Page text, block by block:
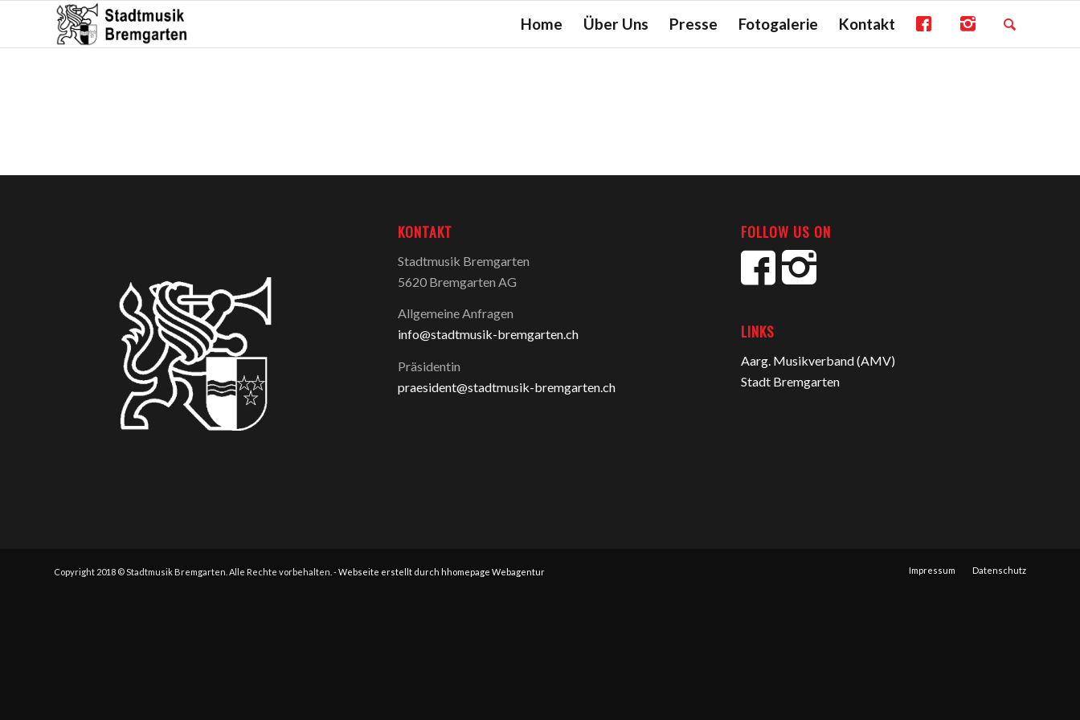
Home Über Uns Presse Fotogalerie Kontakt
KONTAKT
Stadtmusik Bremgarten
5620 Bremgarten AG
Allgemeine Anfragen
info@stadtmusik-bremgarten.ch
Präsidentin
praesident@stadtmusik-bremgarten.ch
FOLLOW US ON
LINKS
Aarg. Musikverband (AMV)
Stadt Bremgarten
Copyright 2018 © Stadtmusik Bremgarten. Alle Rechte vorbehalten. -Webseite erstellt durch hhomepage Webagentur Impressum Datenschutz